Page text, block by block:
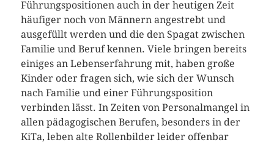
Führungspositionen auch in der heutigen Zeit
häufiger noch von Männern angestrebt und
ausgefüllt werden und die den Spagat zwischen
Familie und Beruf kennen. Viele bringen bereits
einiges an Lebenserfahrung mit, haben große
Kinder oder fragen sich, wie sich der Wunsch
nach Familie und einer Führungsposition
verbinden lässt. In Zeiten von Personalmangel in
allen pädagogischen Berufen, besonders in der
KiTa, leben alte Rollenbilder leider offenbar